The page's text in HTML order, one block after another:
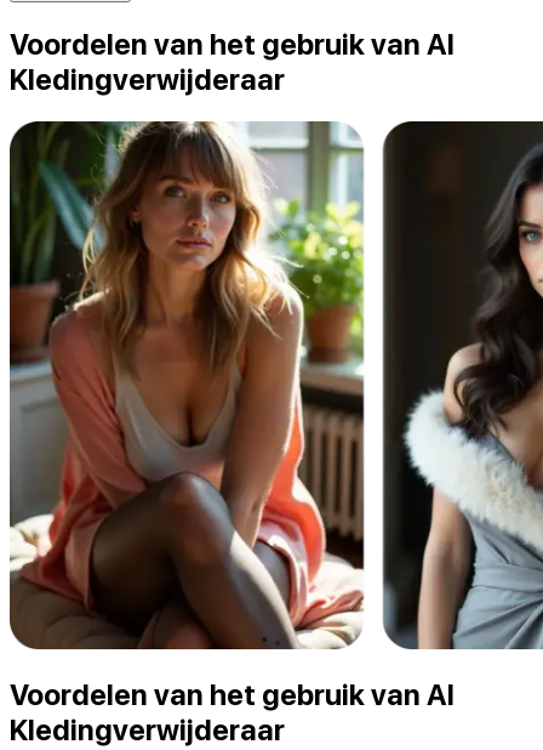
Voordelen van het gebruik van AI
Kledingverwijderaar
Voordelen van het gebruik van AI
Kledingverwijderaar